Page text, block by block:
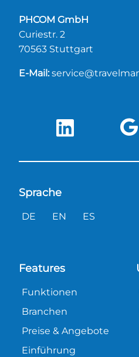
PHCOM GmbH
Curiestr. 2
70563 Stuttgart
E-Mail:
Sprache
DE EN ES
Features
Funktionen
Branchen
Preise & Angebote
Einführung